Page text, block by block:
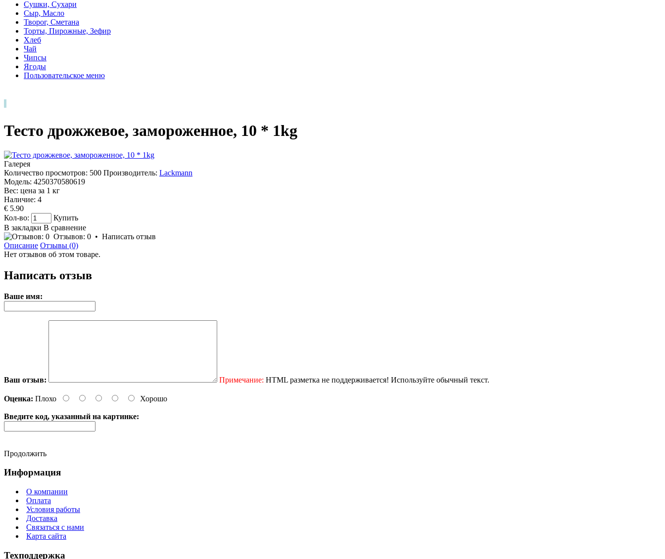
Сушки, Сухари
Сыр, Масло
Творог, Сметана
Торты, Пирожные, Зефир
Хлеб
Чай
Чипсы
Ягоды
Пользовательское меню
Тесто дрожжевое, замороженное, 10 * 1kg
Галерея
Количество просмотров: 500 Производитель: Lackmann
Модель: 4250370580619
Вес: цена за 1 кг
Наличие: 4
€ 5.90
Кол-во:
Купить
В закладки В сравнение
Отзывов: 0 • Написать отзыв
Описание Отзывы (0)
Нет отзывов об этом товаре.
Написать отзыв
Ваше имя:
Ваш отзыв: Примечание: HTML разметка не поддерживается! Используйте обычный текст.
Оценка: Плохо Хорошо
Введите код, указанный на картинке:
Продолжить
Информация
О компании
Оплата
Условия работы
Доставка
Связаться с нами
Карта сайта
Техподдержка